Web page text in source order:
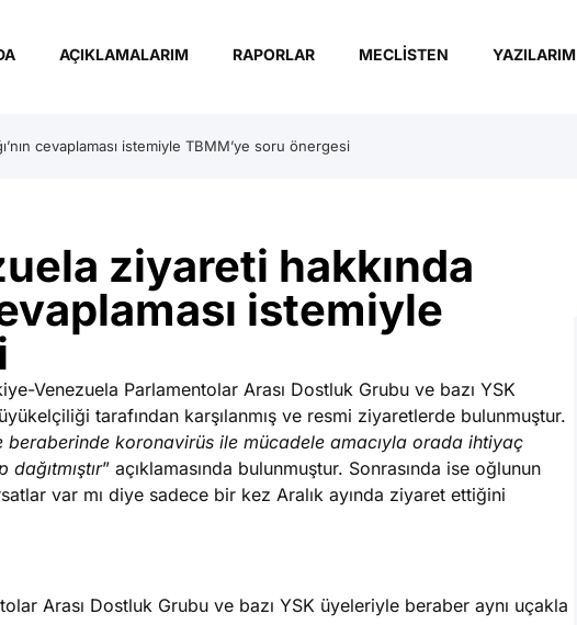
AÇIKLAMALARIM RAPORLAR MECLISTEN YAZILARIM
cevaplaması istemiyle TBMM’ye soru önergesi
ziyareti hakkında
istemiyle
Venezuela Parlamentolar Arası Dostluk Grubu ve bazı YSK
tarafından karşılanmış ve resmi ziyaretlerde bulunmuştur.
beraberinde koronavirüs ile mücadele amacıyla orada ihtiyaç
” açıklamasında bulunmuştur. Sonrasında ise oğlunun
var mı diye sadece bir kez Aralık ayında ziyaret ettiğini
Arası Dostluk Grubu ve bazı YSK üyeleriyle beraber aynı uçakla